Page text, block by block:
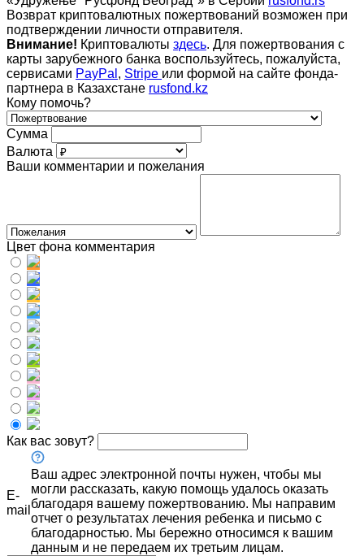
Возврат криптовалютных пожертвований возможен при
подтверждении личности отправителя.
Внимание! Криптовалюты здесь. Для пожертвования с
карты зарубежного банка воспользуйтесь, пожалуйста,
сервисами PayPal , Stripe или формой на сайте фонда-
партнера в Казахстане rusfond.kz
Кому помочь?
Сумма
Валюта
Ваши комментарии и пожелания
Цвет фона комментария
Как вас зовут?
E-
mail
Ваш адрес электронной почты нужен, чтобы мы
могли рассказать, какую помощь удалось оказать
благодаря вашему пожертвованию. Мы направим
отчет о результатах лечения ребенка и письмо с
благодарностью. Мы бережно относимся к вашим
данным и не передаем их третьим лицам.